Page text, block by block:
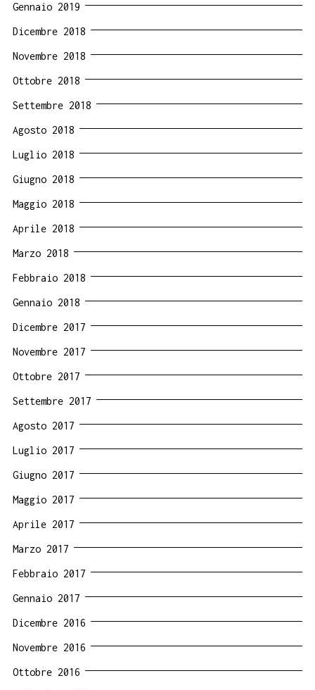
Gennaio 2019
Dicembre 2018
Novembre 2018
Ottobre 2018
Settembre 2018
Agosto 2018
Luglio 2018
Giugno 2018
Maggio 2018
Aprile 2018
Marzo 2018
Febbraio 2018
Gennaio 2018
Dicembre 2017
Novembre 2017
Ottobre 2017
Settembre 2017
Agosto 2017
Luglio 2017
Giugno 2017
Maggio 2017
Aprile 2017
Marzo 2017
Febbraio 2017
Gennaio 2017
Dicembre 2016
Novembre 2016
Ottobre 2016